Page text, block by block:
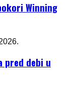
Winning
pred debi u